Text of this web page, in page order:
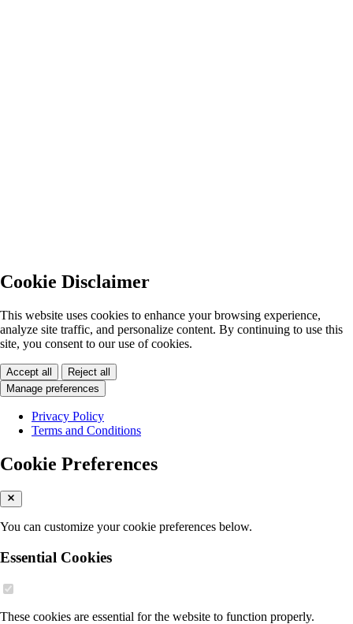
Cookie Disclaimer
This website uses cookies to enhance your browsing experience,
analyze site traffic, and personalize content. By continuing to use this
site, you consent to our use of cookies.
Accept all
Reject all
Manage preferences
Privacy Policy
Terms and Conditions
Cookie Preferences
You can customize your cookie preferences below.
Essential Cookies
These cookies are essential for the website to function properly.